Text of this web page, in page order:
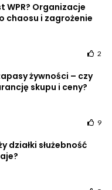
WPR? Organizacje
chaosu i zagrożenie
2
żywności – czy
skupu i ceny?
9
działki służebność